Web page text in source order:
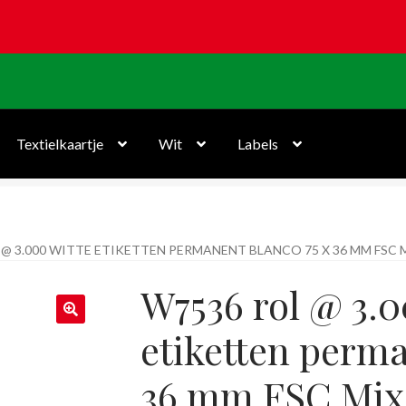
Textielkaartje Wit Labels
3.000 WITTE ETIKETTEN PERMANENT BLANCO 75 X 36 MM FSC
W7536 rol @
etiketten
36 mm FSC